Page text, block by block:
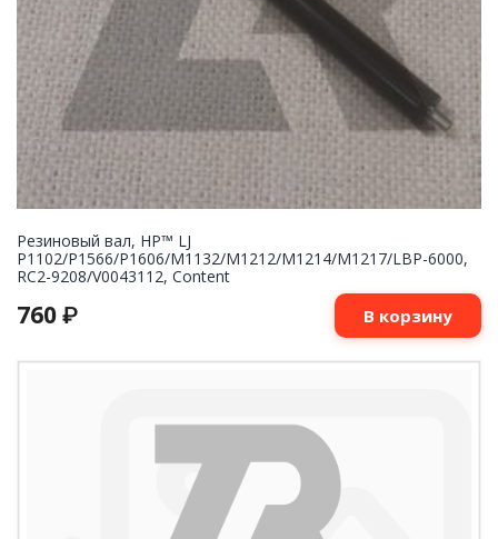
Резиновый вал, HP™ LJ
P1102/P1566/P1606/M1132/M1212/M1214/M1217/LBP-6000,
RC2-9208/V0043112, Content
760 ₽ В корзину